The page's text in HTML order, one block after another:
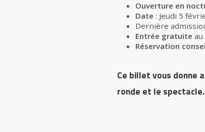
Ouverture en
Date : Jeudi 5
Dernière
Entrée gratuite
Réservation
Ce billet vous donne
ronde et le spectacle.